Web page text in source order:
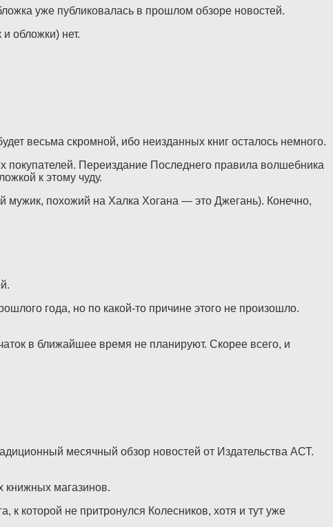
уже публиковалась в прошлом обзоре новостей.
обложки) нет.
весьма скромной, ибо неизданных книг осталось немного.
покупателей. Переиздание Последнего правила волшебника
к этому чуду.
похожий на Халка Хогана — это Джегань). Конечно,
года, но по какой-то причине этого не произошло.
в ближайшее время не планируют. Скорее всего, и
месячный обзор новостей от Издательства АСТ.
книжных магазинов.
которой не притронулся Колесников, хотя и тут уже